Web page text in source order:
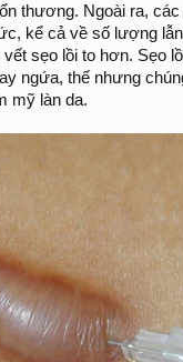
thương. Ngoài ra,
kể cả về số lượng
sẹo lồi to hơn. Sẹo
ngứa, thế nhưng
mỹ làn da.